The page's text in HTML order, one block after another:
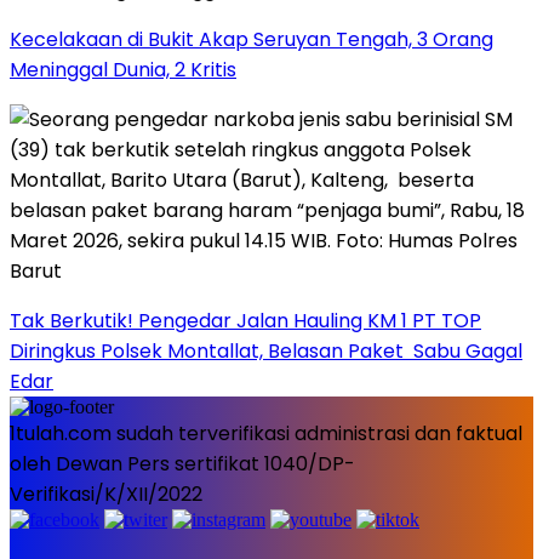
Kecelakaan di Bukit Akap Seruyan Tengah, 3 Orang
Meninggal Dunia, 2 Kritis
Tak Berkutik! Pengedar Jalan Hauling KM 1 PT TOP
Diringkus Polsek Montallat, Belasan Paket Sabu Gagal
Edar
1tulah.com sudah terverifikasi administrasi dan faktual
oleh Dewan Pers sertifikat 1040/DP-
Verifikasi/K/XII/2022